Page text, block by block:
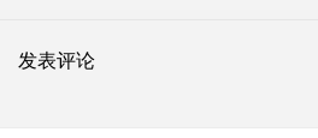
发表评论